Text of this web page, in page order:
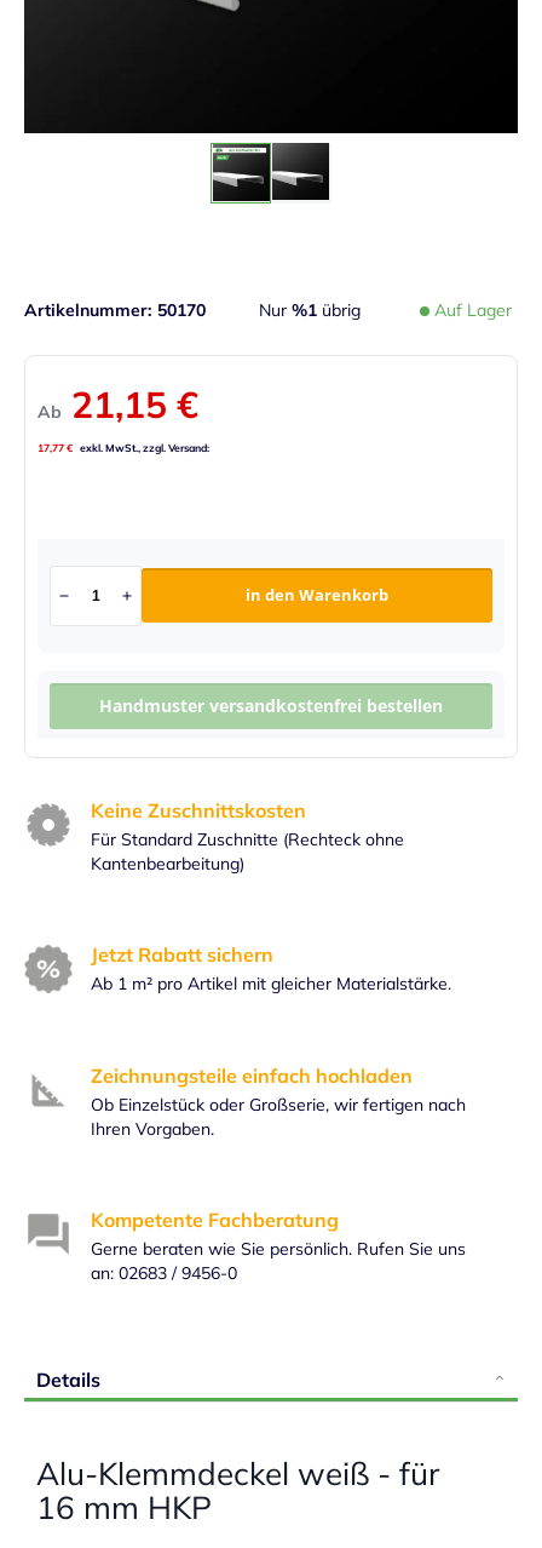
Auf Lager
Nur %1 übrig
Artikelnummer 50170
in den Warenkorb
Handmuster versandkostenfrei bestellen
Ab 21,15 €
17,77 €
Keine Zuschnittskosten
Für Standard Zuschnitte (Rechteck ohne
Kantenbearbeitung)
Jetzt Rabatt sichern
Ab 1 m² pro Artikel mit gleicher Materialstärke.
Zeichnungsteile einfach hochladen
Ob Einzelstück oder Großserie, wir fertigen nach
Ihren Vorgaben.
Kompetente Fachberatung
Gerne beraten wie Sie persönlich. Rufen Sie uns
an: 02683 / 9456-0
Details
Alu-Klemmdeckel weiß - für
16 mm HKP